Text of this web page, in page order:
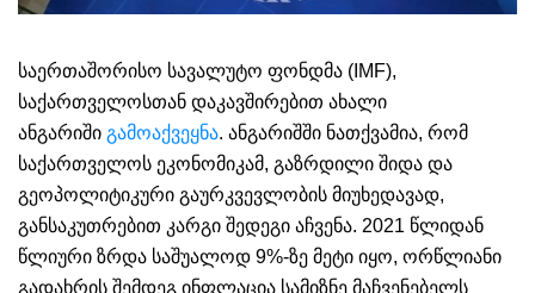
საერთაშორისო სავალუტო ფონდმა (IMF),
საქართველოსთან დაკავშირებით ახალი
ანგარიში გამოაქვეყნა. ანგარიშში ნათქვამია, რომ
საქართველოს ეკონომიკამ, გაზრდილი შიდა და
გეოპოლიტიკური გაურკვევლობის მიუხედავად,
განსაკუთრებით კარგი შედეგი აჩვენა. 2021 წლიდან
წლიური ზრდა საშუალოდ 9%-ზე მეტი იყო, ორწლიანი
გადახრის შემდეგ ინფლაცია სამიზნე მაჩვენებელს